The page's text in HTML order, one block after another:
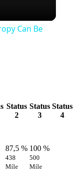
Can Be
Status
2
Status
3
Status
4
87,5 %
438
Míle
100 %
500
Míle